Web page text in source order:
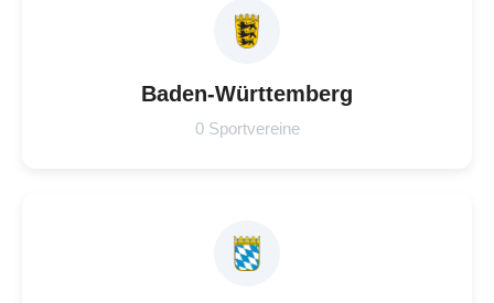
Baden-Württemberg
0 Sportvereine